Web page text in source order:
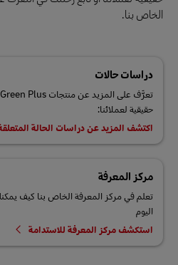
الخاص بنا.
دراسات حالات
حقيقية لعملائنا:
اكتشف المزيد عن دراسات الحالة
مركز المعرفة
تعلم في مركز المعرفة الخاص بنا كيف
اليوم
استكشف مركز المعرفة للاستدامة